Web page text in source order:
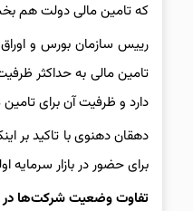
که تامین مالی دولت هم
رییس سازمان بورس و اوراق
تامین مالی به حداکثر
دارد و ظرفیت آن برای تامین
دهقان دهنوی با تاکید بر
برای حضور در بازار
تفاوت وضعیت شرکت‌ها در